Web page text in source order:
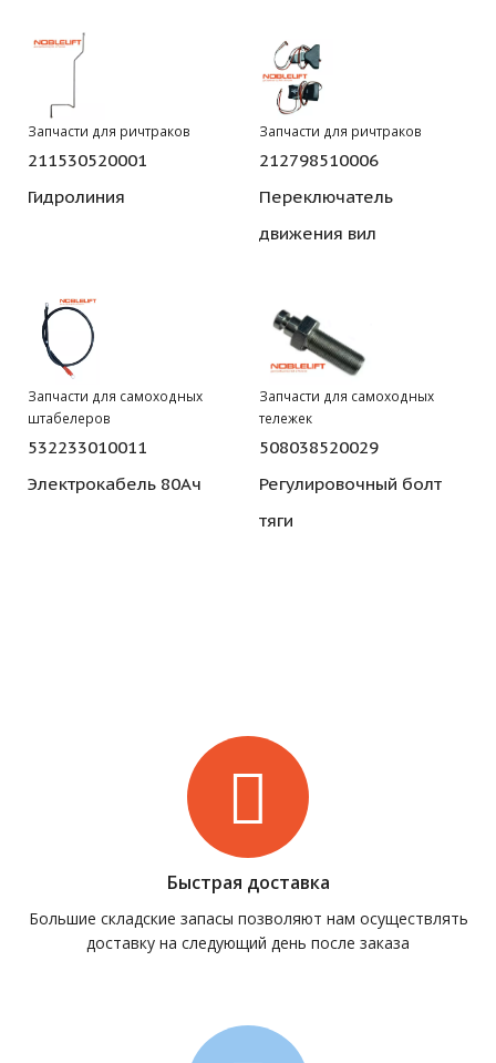
Запчасти для ричтраков
211530520001
Гидролиния
Запчасти для ричтраков
212798510006
Переключатель
движения вил
Запчасти для самоходных
штабелеров
532233010011
Электрокабель 80Ач
Запчасти для самоходных
тележек
508038520029
Регулировочный болт
тяги
Быстрая доставка
Большие складские запасы позволяют нам осуществлять
доставку на следующий день после заказа